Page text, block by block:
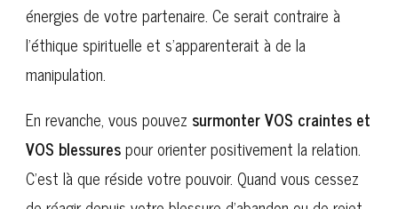
énergies de votre partenaire. Ce serait contraire à
l’éthique spirituelle et s’apparenterait à de la
manipulation.
En revanche, vous pouvez surmonter VOS craintes et
VOS blessurespour orienter positivement la relation.
C’est là que réside votre pouvoir. Quand vous cessez